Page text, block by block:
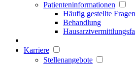
Patienteninformationen
Häufig gestellte Fragen
Behandlung
Karriere
Stellenangebote